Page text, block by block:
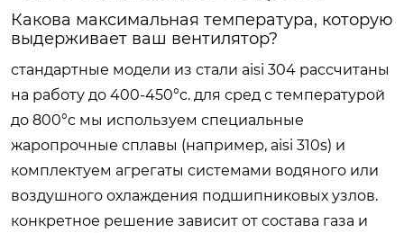
Какова максимальная температура, которую
выдерживает ваш вентилятор?
стандартные модели из стали aisi 304 рассчитаны
на работу до 400-450°c. для сред с температурой
до 800°c мы используем специальные
жаропрочные сплавы (например, aisi 310s) и
комплектуем агрегаты системами водяного или
воздушного охлаждения подшипниковых узлов.
конкретное решение зависит от состава газа и